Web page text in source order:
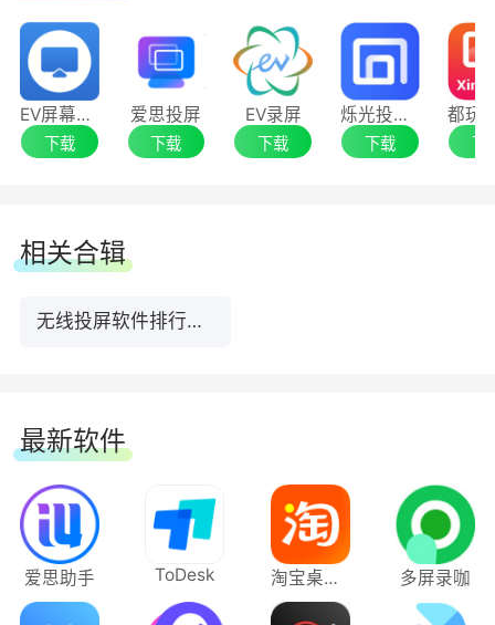
EV屏幕共享
下载
爱思投屏
下载
EV录屏
下载
烁光投屏大师
下载 下
相关合辑
无线投屏软件排行榜前10名下载
最新软件
爱思助手 ToDesk 淘宝桌面版 多屏录咖